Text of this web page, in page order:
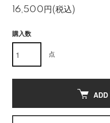
16,500円(税込)
購入数
点
ADD